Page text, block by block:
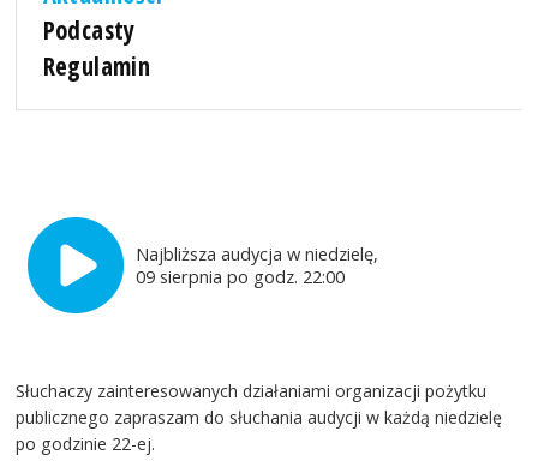
Podcasty
Regulamin
Najbliższa audycja w niedzielę,
09 sierpnia po godz. 22:00
Słuchaczy zainteresowanych działaniami organizacji pożytku
publicznego zapraszam do słuchania audycji w każdą niedzielę
po godzinie 22-ej.